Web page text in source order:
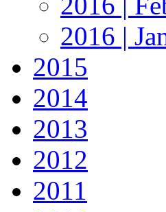
2016 |
2015
2014
2013
2012
2011